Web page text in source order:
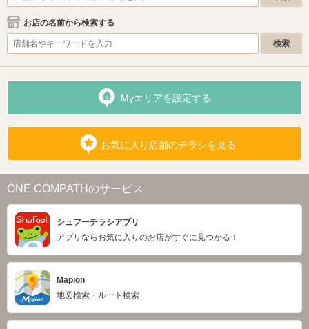
お店の名前から検索する
Myエリアを設定する
お気に入り店舗のチラシを見る
ONE COMPATHのサービス
シュフーチラシアプリ
アプリならお気に入りのお店がすぐに見つかる！
Mapion
地図検索・ルート検索